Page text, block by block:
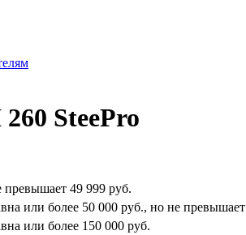
SteePro
превышает 49 999 руб.
или более 50 000 руб., но не превышает
или более 150 000 руб.